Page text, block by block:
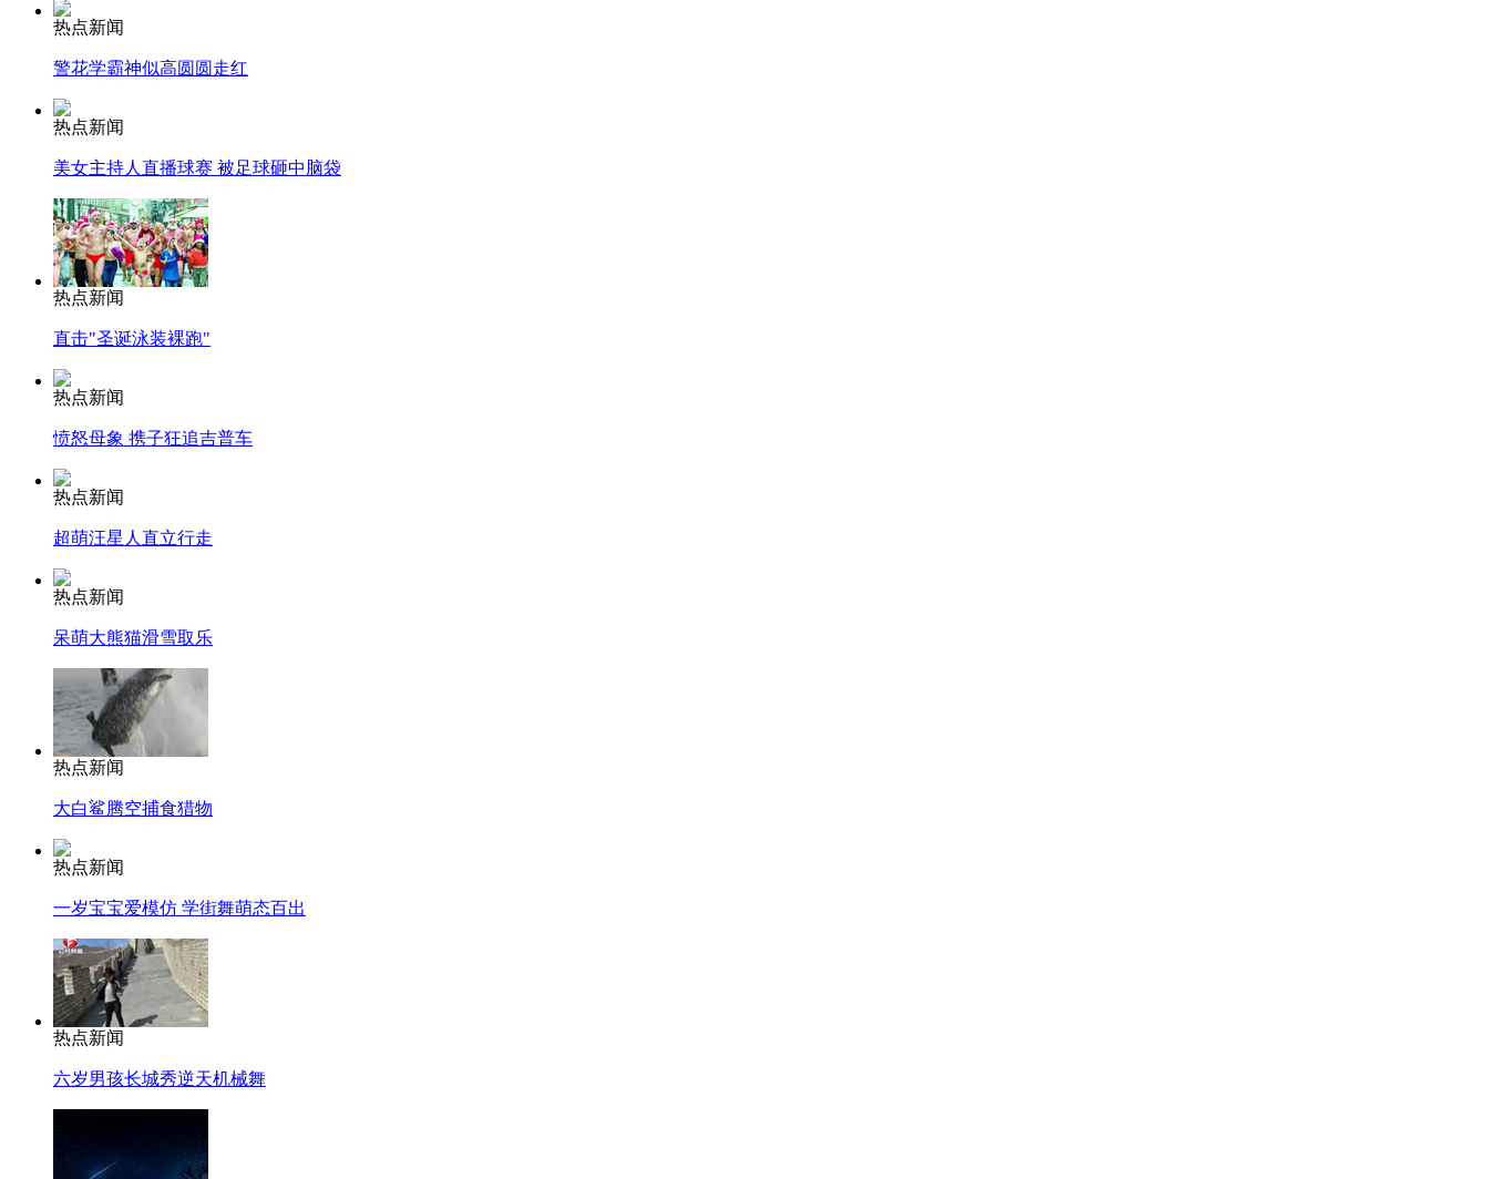
纽约上演“枕头大战”
热点新闻
警花学霸神似高圆圆走红
热点新闻
美女主持人直播球赛 被足球砸中脑袋
热点新闻
直击"圣诞泳装裸跑"
热点新闻
愤怒母象 携子狂追吉普车
热点新闻
超萌汪星人直立行走
热点新闻
呆萌大熊猫滑雪取乐
热点新闻
大白鲨腾空捕食猎物
热点新闻
一岁宝宝爱模仿 学街舞萌态百出
热点新闻
六岁男孩长城秀逆天机械舞